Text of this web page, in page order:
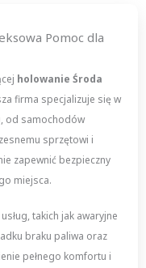
Pomoc dla
holowanie Środa
firma specjalizuje się w
od samochodów
sprzętowi i
zapewnić bezpieczny
miejsca.
takich jak awaryjne
braku paliwa oraz
pełnego komfortu i